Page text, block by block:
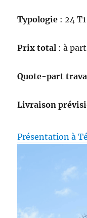
Typologie : 24
Prix total : à
Quote-part
Livraison
Présentation à